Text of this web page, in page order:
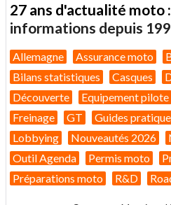
27 ans d'actualité moto :
informations depuis
Allemagne Assurance moto
Bilans statistiques
Casques
Découverte
Equipement pilote
Freinage
GT Guides
Lobbying
Nouveautés 2026
Outil Agenda
Permis moto
Préparations moto
R&D